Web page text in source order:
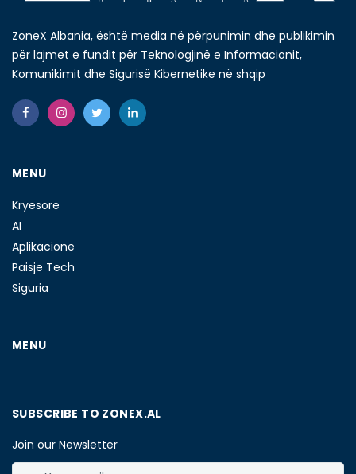
ZoneX Albania, është media në përpunimin dhe publikimin
për lajmet e fundit për Teknologjinë e Informacionit,
Komunikimit dhe Sigurisë Kibernetike në shqip
MENU
Kryesore
AI
Aplikacione
Paisje Tech
Siguria
MENU
SUBSCRIBE TO ZONEX.AL
Join our Newsletter